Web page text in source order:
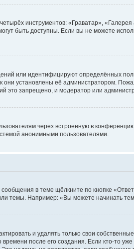
инструментов: «Граватар»,
быть доступны. Если вы не можете
или идентифицируют определённых
установлены её администратором.
это запрещено, и модератор или
через встроенную в
анонимными пользователями.
в теме щёлкните по кнопке
темы. Например: «Вы можете начинать
и удалять только свои
после его создания. Если кто-то